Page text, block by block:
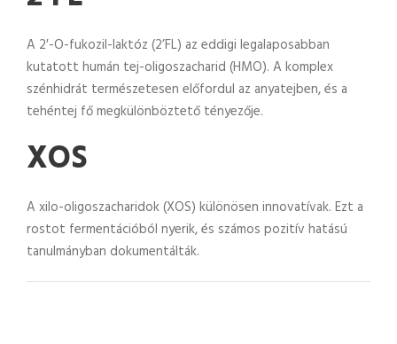
A 2′-O-fukozil-laktóz (2’FL) az eddigi legalaposabban
kutatott humán tej-oligoszacharid (HMO). A komplex
szénhidrát természetesen előfordul az anyatejben, és a
tehéntej fő megkülönböztető tényezője.
XOS
A xilo-oligoszacharidok (XOS) különösen innovatívak. Ezt a
rostot fermentációból nyerik, és számos pozitív hatású
tanulmányban dokumentálták.